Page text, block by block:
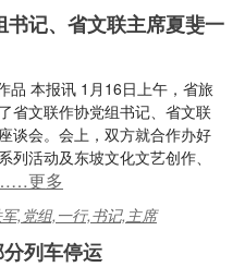
记、省文联主席夏斐一
品 本报讯 1月16日上午，省旅
省文联作协党组书记、省文联
谈会。会上，双方就合作办好
活动及东坡文化文艺创作、
更多
,党组,一行,书记,主席
列车停运